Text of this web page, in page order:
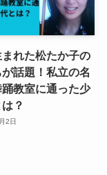
れた松たか子の
話題！私立の名
踊教室に通った少
？
2日